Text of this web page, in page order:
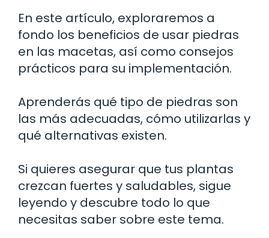
En este artículo, exploraremos a
fondo los beneficios de usar piedras
en las macetas, así como consejos
prácticos para su implementación.
Aprenderás qué tipo de piedras son
las más adecuadas, cómo utilizarlas y
qué alternativas existen.
Si quieres asegurar que tus plantas
crezcan fuertes y saludables, sigue
leyendo y descubre todo lo que
necesitas saber sobre este tema.